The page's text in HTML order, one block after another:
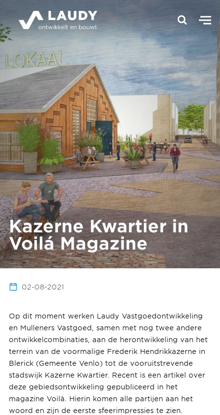
Kazerne Kwartier in
Voilá Magazine
02-08-2021
Op dit moment werken Laudy Vastgoedontwikkeling
en Mulleners Vastgoed, samen met nog twee andere
ontwikkelcombinaties, aan de herontwikkeling van het
terrein van de voormalige Frederik Hendrikkazerne in
Blerick (Gemeente Venlo) tot de vooruitstrevende
stadswijk Kazerne Kwartier. Recent is een artikel over
deze gebiedsontwikkeling gepubliceerd in het
magazine Voilà. Hierin komen alle partijen aan het
woord en zijn de eerste sfeerimpressies te zien.